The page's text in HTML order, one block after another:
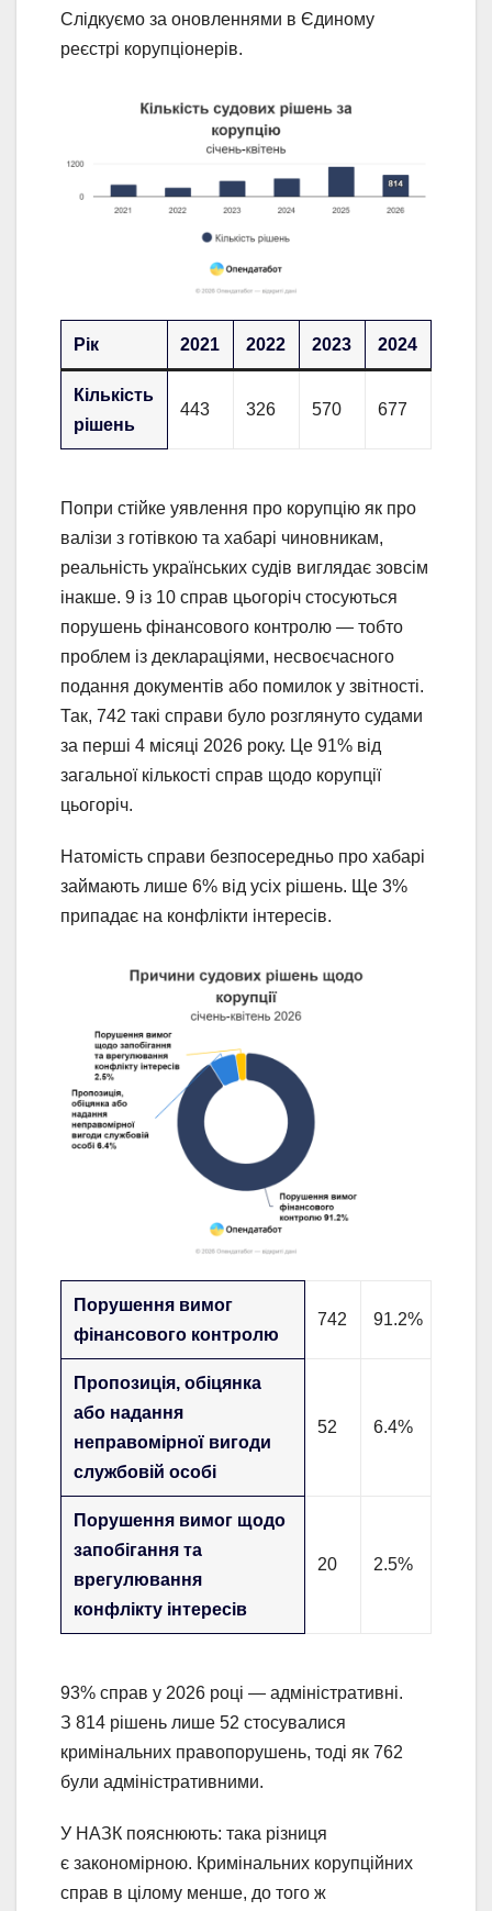
Слідкуємо за оновленнями в Єдиному
реєстрі корупціонерів.
Рік 2021 2022 2023 2024
Кількість
рішень
443 326 570 677
Попри стійке уявлення про корупцію як про
валізи з готівкою та хабарі чиновникам,
реальність українських судів виглядає зовсім
інакше. 9 із 10 справ цьогоріч стосуються
порушень фінансового контролю — тобто
проблем із деклараціями, несвоєчасного
подання документів або помилок у звітності.
Так, 742 такі справи було розглянуто судами
за перші 4 місяці 2026 року. Це 91% від
загальної кількості справ щодо корупції
цьогоріч.
Натомість справи безпосередньо про хабарі
займають лише 6% від усіх рішень. Ще 3%
припадає на конфлікти інтересів.
Порушення вимог
фінансового контролю
742 91.2%
Пропозиція, обіцянка
або надання
неправомірної вигоди
службовій особі
52 6.4%
Порушення вимог щодо
запобігання та
врегулювання
конфлікту інтересів
20 2.5%
93% справ у 2026 році — адміністративні.
З 814 рішень лише 52 стосувалися
кримінальних правопорушень, тоді як 762
були адміністративними.
У НАЗК пояснюють: така різниця
є закономірною. Кримінальних корупційних
справ в цілому менше, до того ж